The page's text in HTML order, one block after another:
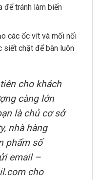
để tránh làm biến
các ốc vít và mối nối
siết chặt để bàn luôn
cho khách
càng lớn
là chủ cơ sở
nhà hàng
phẩm số
email –
cho